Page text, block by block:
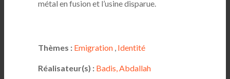
métal en fusion et l’usine disparue.
Thèmes : Emigration , Identité
Réalisateur(s) : Badis, Abdallah